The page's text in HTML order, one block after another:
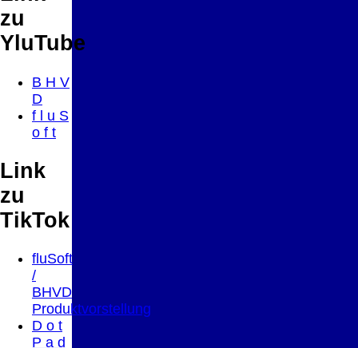
zu
YluTube
B H V
D
f l u S
o f t
Link
zu
TikTok
fluSoft
/
BHVD
Produktvorstellung
D o t
P a d